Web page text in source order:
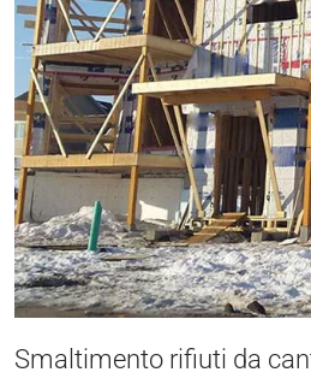
Smaltimento rifiuti da